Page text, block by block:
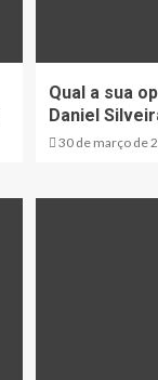
Qual a sua
Daniel
30 de março de